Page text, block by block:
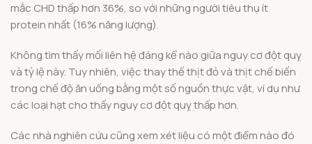
mắc CHD thấp hơn 36%, so với những người tiêu thụ ít
protein nhất (16% năng lượng).
Không tìm thấy mối liên hệ đáng kể nào giữa nguy cơ đột quỵ
và tỷ lệ này. Tuy nhiên, việc thay thế thịt đỏ và thịt chế biến
trong chế độ ăn uống bằng một số nguồn thực vật, ví dụ như
các loại hạt cho thấy nguy cơ đột quỵ thấp hơn.
Các nhà nghiên cứu cũng xem xét liệu có một điểm nào đó